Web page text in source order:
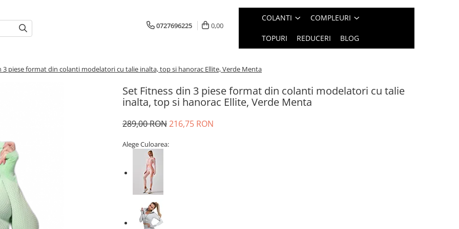
0727696225 0,00
COLANTI COMPLEURI
TOPURI REDUCERI BLOG
3 piese format din colanti modelatori cu talie inalta, top si hanorac Ellite, Verde Menta
Set Fitness din 3 piese format din colanti modelatori cu talie
inalta, top si hanorac Ellite, Verde Menta
289,00 RON216,75 RON
Alege Culoarea: